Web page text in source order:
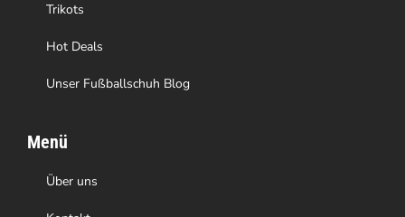
werden
Trikots
Hot Deals
Unser Fußballschuh Blog
Menü
Über uns